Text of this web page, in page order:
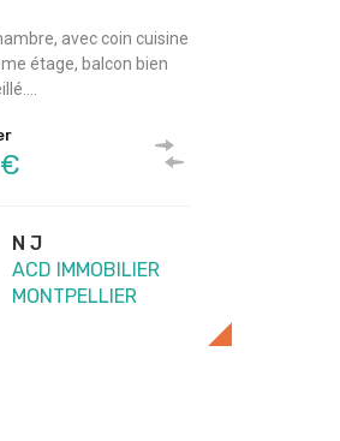
avec coin cuisine
étage, balcon bien
N J
ACD IMMOBILIER
MONTPELLIER